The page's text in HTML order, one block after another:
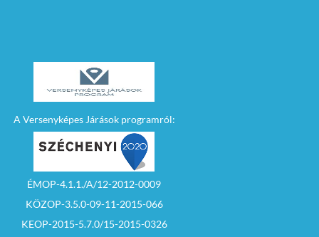
A Versenyképes Járások programról:
ÉMOP-4.1.1./A/12-2012-0009
KÖZOP-3.5.0-09-11-2015-066
KEOP-2015-5.7.0/15-2015-0326